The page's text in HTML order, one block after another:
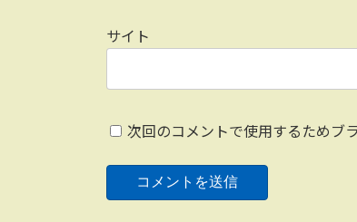
サイト
次回のコメントで使用するためブ